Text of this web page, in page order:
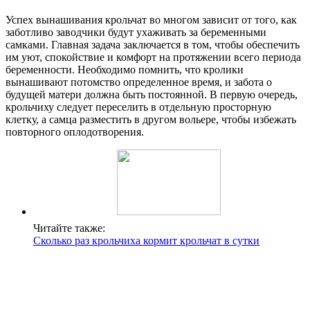
Успех вынашивания крольчат во многом зависит от того, как
заботливо заводчики будут ухаживать за беременными
самками. Главная задача заключается в том, чтобы обеспечить
им уют, спокойствие и комфорт на протяжении всего периода
беременности. Необходимо помнить, что кролики
вынашивают потомство определенное время, и забота о
будущей матери должна быть постоянной. В первую очередь,
крольчиху следует переселить в отдельную просторную
клетку, а самца разместить в другом вольере, чтобы избежать
повторного оплодотворения.
Читайте также:
Сколько раз крольчиха кормит крольчат в сутки